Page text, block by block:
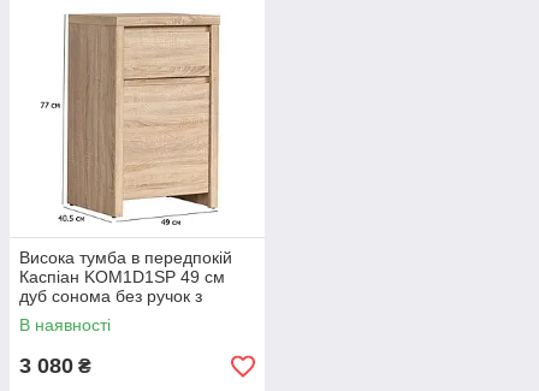
Висока тумба в передпокій
Каспіан KOM1D1SP 49 см
дуб сонома без ручок з
висувною шухлядою
В наявності
3 080 ₴